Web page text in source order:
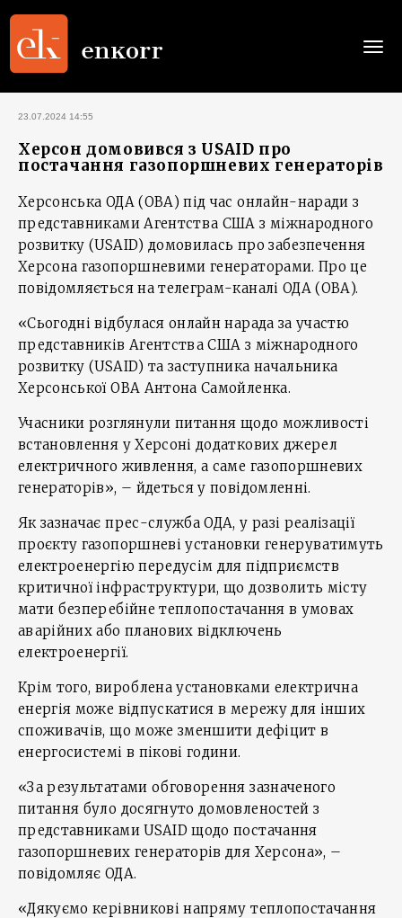
23.07.2024 14:55
Херсон домовився з USAID про
постачання газопоршневих генераторів
Херсонська ОДА (ОВА) під час онлайн-наради з
представниками Агентства США з міжнародного
розвитку (USAID) домовилась про забезпечення
Херсона газопоршневими генераторами. Про це
повідомляється на телеграм-каналі ОДА (ОВА).
«Сьогодні відбулася онлайн нарада за участю
представників Агентства США з міжнародного
розвитку (USAID) та заступника начальника
Херсонської ОВА Антона Самойленка.
Учасники розглянули питання щодо можливості
встановлення у Херсоні додаткових джерел
електричного живлення, а саме газопоршневих
генераторів», – йдеться у повідомленні.
Як зазначає прес-служба ОДА, у разі реалізації
проєкту газопоршневі установки генеруватимуть
електроенергію передусім для підприємств
критичної інфраструктури, що дозволить місту
мати безперебійне теплопостачання в умовах
аварійних або планових відключень
електроенергії.
Крім того, вироблена установками електрична
енергія може відпускатися в мережу для інших
споживачів, що може зменшити дефіцит в
енергосистемі в пікові години.
«За результатами обговорення зазначеного
питання було досягнуто домовленостей з
представниками USAID щодо постачання
газопоршневих генераторів для Херсона», –
повідомляє ОДА.
«Дякуємо керівникові напряму теплопостачання